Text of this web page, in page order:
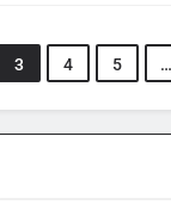
3 4 5 …